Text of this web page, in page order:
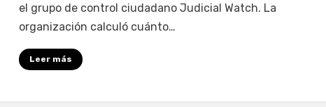
el grupo de control ciudadano Judicial Watch. La
organización calculó cuánto…
Leer más